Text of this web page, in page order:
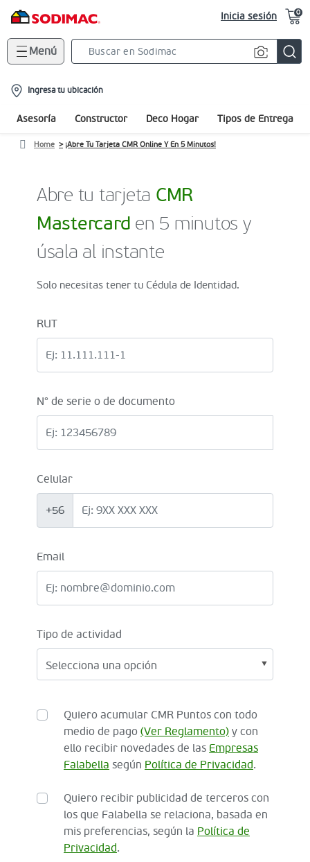
Inicia sesión 0
Menú
location-
icon
Ingresa tu ubicación
Asesoría Constructor Deco Hogar Tipos de Entrega
Home ¡Abre Tu Tarjeta CMR Online Y En 5 Minutos!
Abre tu tarjeta CMR
Mastercard en 5 minutos y
úsala al instante
Solo necesitas tener tu Cédula de Identidad.
RUT
N° de serie o de documento
Celular
+56
Email
Tipo de actividad
Quiero acumular CMR Puntos con todo
medio de pago (Ver Reglamento) y con
ello recibir novedades de las Empresas
Falabella según Política de Privacidad.
Quiero recibir publicidad de terceros con
los que Falabella se relaciona, basada en
mis preferencias, según la Política de
Privacidad.